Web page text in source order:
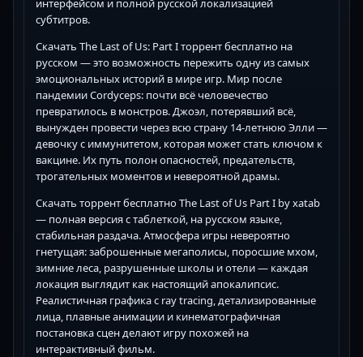
субтитров.
Скачать The Last of Us: Part I торрент бесплатно на
русском — это возможность пережить одну из самых
эмоциональных историй в мире игр. Мир после
пандемии Cordyceps: почти всё человечество
превратилось в монстров. Джоэл, потерявший всё,
вынужден провести через всю страну 14-летнюю Элли —
девочку с иммунитетом, которая может стать ключом к
вакцине. Их путь полон опасностей, предательств,
трогательных моментов и невероятной драмы.
Скачать торрент бесплатно The Last of Us Part I by xatab
— полная версия с таблеткой, на русском языке,
стабильная раздача. Атмосфера игры невероятно
гнетущая: заброшенные мегаполисы, поросшие мхом,
зимние леса, разрушенные школы и отели — каждая
локация выглядит как настоящий апокалипсис.
Реалистичная графика с ray tracing, детализированные
лица, плавные анимации и кинематографичная
постановка сцен делают игру похожей на
интерактивный фильм.